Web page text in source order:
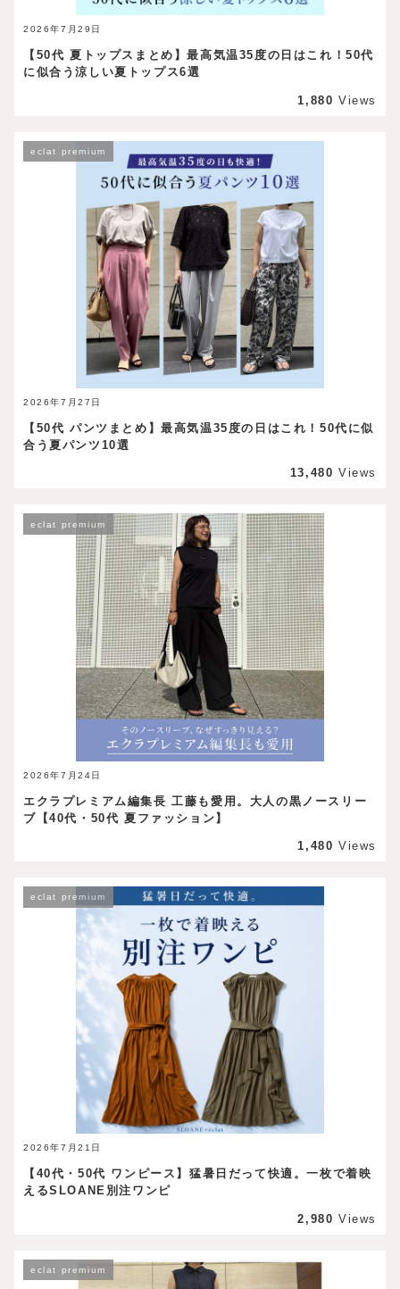
2026年7月29日
【50代 夏トップスまとめ】最高気温35度の日はこれ！50代
に似合う涼しい夏トップス6選
1,880 Views
2026年7月27日
eclat premium
【50代 パンツまとめ】最高気温35度の日はこれ！50代に似
合う夏パンツ10選
13,480 Views
2026年7月24日
eclat premium
エクラプレミアム編集長 工藤も愛用。大人の黒ノースリー
ブ【40代・50代 夏ファッション】
1,480 Views
2026年7月21日
eclat premium
【40代・50代 ワンピース】猛暑日だって快適。一枚で着映
えるSLOANE別注ワンピ
2,980 Views
eclat premium